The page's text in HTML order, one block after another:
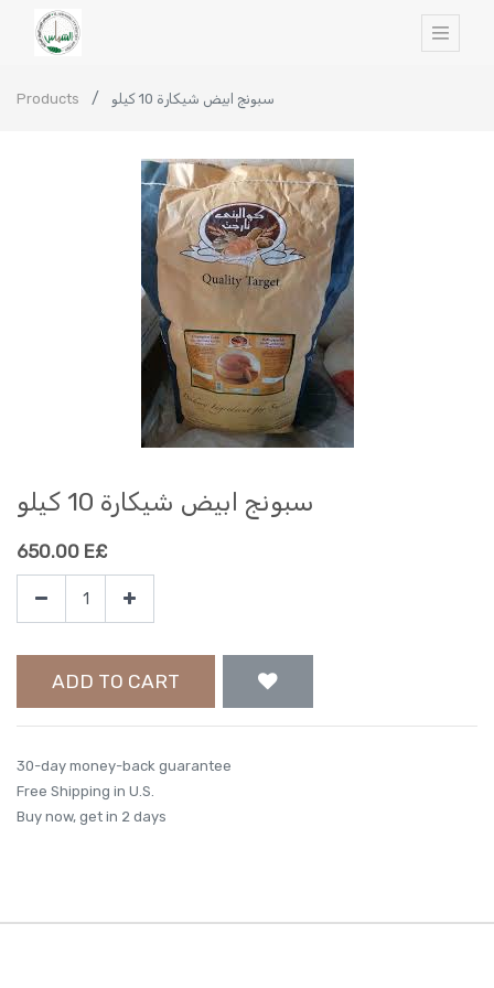
Products سبونج ابيض شيكارة 10 كيلو
سبونج ابيض شيكارة 10 كيلو
650.00 E£
ADD TO CART
30-day money-back guarantee
Free Shipping in U.S.
Buy now, get in 2 days